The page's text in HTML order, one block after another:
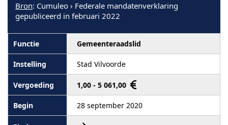
Bron: Cumuleo › Federale mandatenverklaring
gepubliceerd in februari 2022
Gemeenteraadslid
Stad Vilvoorde
1,00 - 5 061,00
28 september 2020